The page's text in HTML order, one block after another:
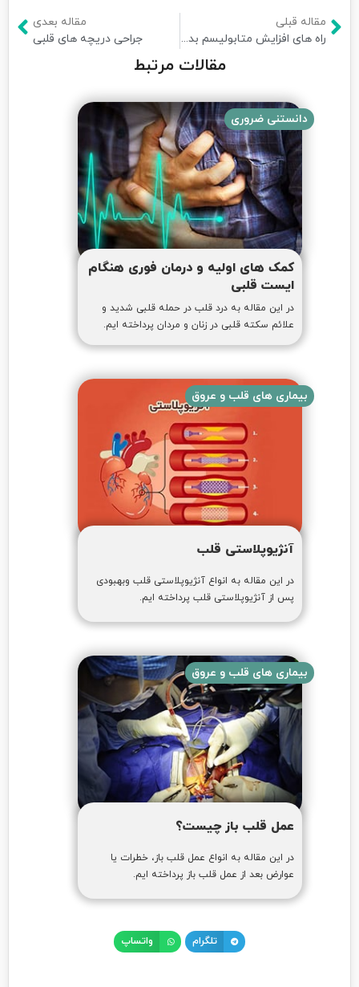
مقاله قبلی
راه های افزایش متابولیسم بدن
مقاله بعدی
جراحی دریچه‌ های قلبی
مقالات مرتبط
دانستنی ضروری
کمک های اولیه و درمان فوری هنگام
ایست قلبی
در این مقاله به درد قلب در حمله قلبی شدید و
علائم سکته قلبی در زنان و مردان پرداخته ایم.
بیماری های قلب و عروق
آنژیوپلاستی قلب
در این مقاله به انواع آنژیوپلاستی قلب وبهبودی
پس از آنژیوپلاستی قلب پرداخته ایم.
بیماری های قلب و عروق
عمل قلب باز چیست؟
در این مقاله به انواع عمل قلب باز، خطرات یا
عوارض بعد از عمل قلب باز پرداخته ایم.
تلگرام واتساپ